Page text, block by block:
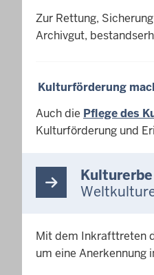
Zur Rettung,
Archivgut,
Kulturförderung
Auch die Pflege des
Kulturförderung und
Mit dem Inkrafttreten
um eine Anerkennung